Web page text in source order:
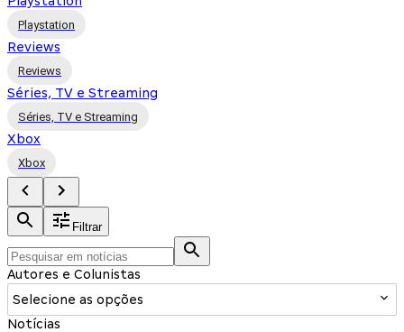
Playstation
Reviews
Reviews
Séries, TV e Streaming
Séries, TV e Streaming
Xbox
Xbox
Filtrar
Autores e Colunistas
Selecione as opções
Notícias